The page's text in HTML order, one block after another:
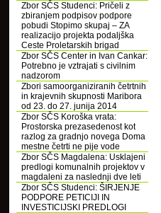
Zbor SČS Studenci: Pričeli z
zbiranjem podpisov podpore
pobudi Stopimo skupaj – ZA
realizacijo projekta podaljška
Ceste Proletarskih brigad
Zbor SČS Center in Ivan Cankar:
Potrebno je vztrajati s civilnim
nadzorom
Zbori samoorganiziranih četrtnih
in krajevnih skupnosti Maribora
od 23. do 27. junija 2014
Zbor SČS Koroška vrata:
Prostorska prezasedenost kot
razlog za gradnjo novega Doma
mestne četrti ne pije vode
Zbor SČS Magdalena: Usklajeni
predlogi komunalnih projektov v
magdaleni za naslednji dve leti
Zbor SČS Studenci: ŠIRJENJE
PODPORE PETICIJI IN
INVESTICIJSKI PREDLOGI